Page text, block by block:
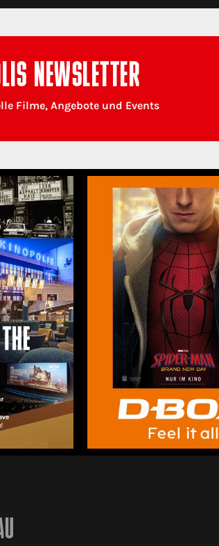
NEWSLETTER
Filme, Angebote und Events